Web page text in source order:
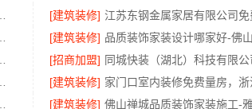
[建筑装修]
[建筑装修]
[招商加盟]
[建筑装修]
[建筑装修]